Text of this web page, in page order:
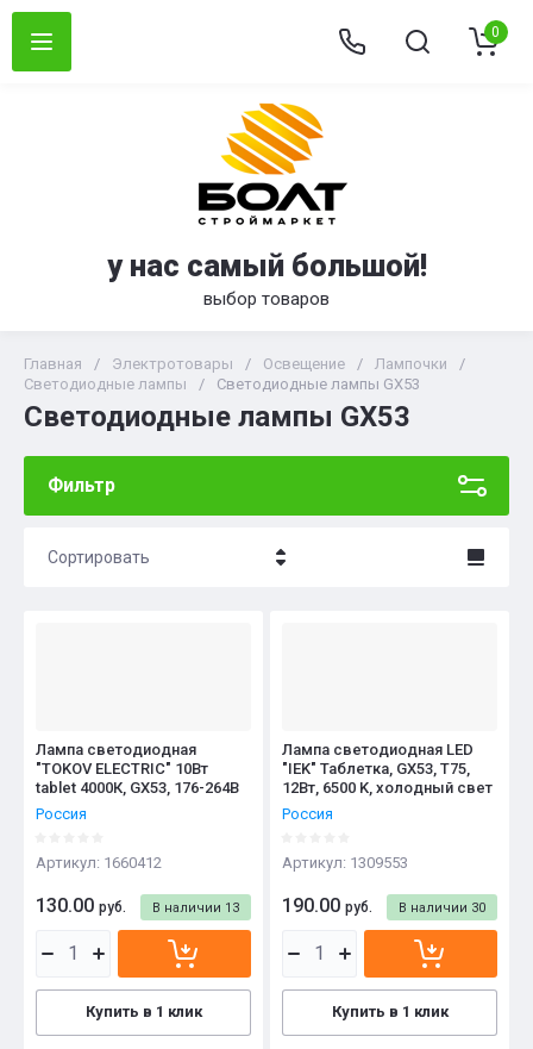
у нас самый большой!
выбор товаров
0
Главная / Электротовары / Освещение / Лампочки
/
Светодиодные лампы
/ Светодиодные лампы GX53
Светодиодные лампы GX53
Фильтр
Сортировать
Название - А-Я
Лампа светодиодная
"TOKOV ELECTRIC" 10Вт
tablet 4000К, GX53, 176-264В
Россия
Артикул: 1660412
В наличии 13
130.00 руб.
Купить в 1 клик
Лампа светодиодная LED
"IEK" Таблетка, GX53, T75,
12Вт, 6500 K, холодный свет
Россия
Артикул: 1309553
В наличии 30
190.00 руб.
Купить в 1 клик